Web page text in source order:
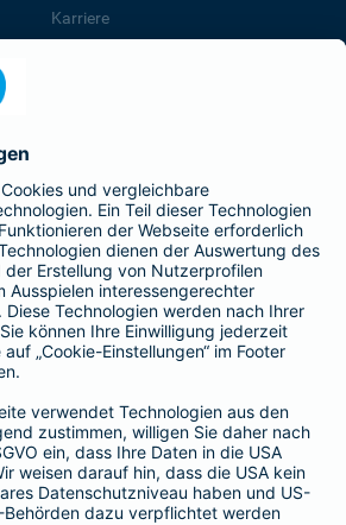
Karriere
ist Teil der BarmeniaGothaer
BELIEBTE SEITEN
Zusatzversicherung
Tierversicherungen
Hausratversicherung
Adresse ändern
Schaden melden
Serviceübersicht